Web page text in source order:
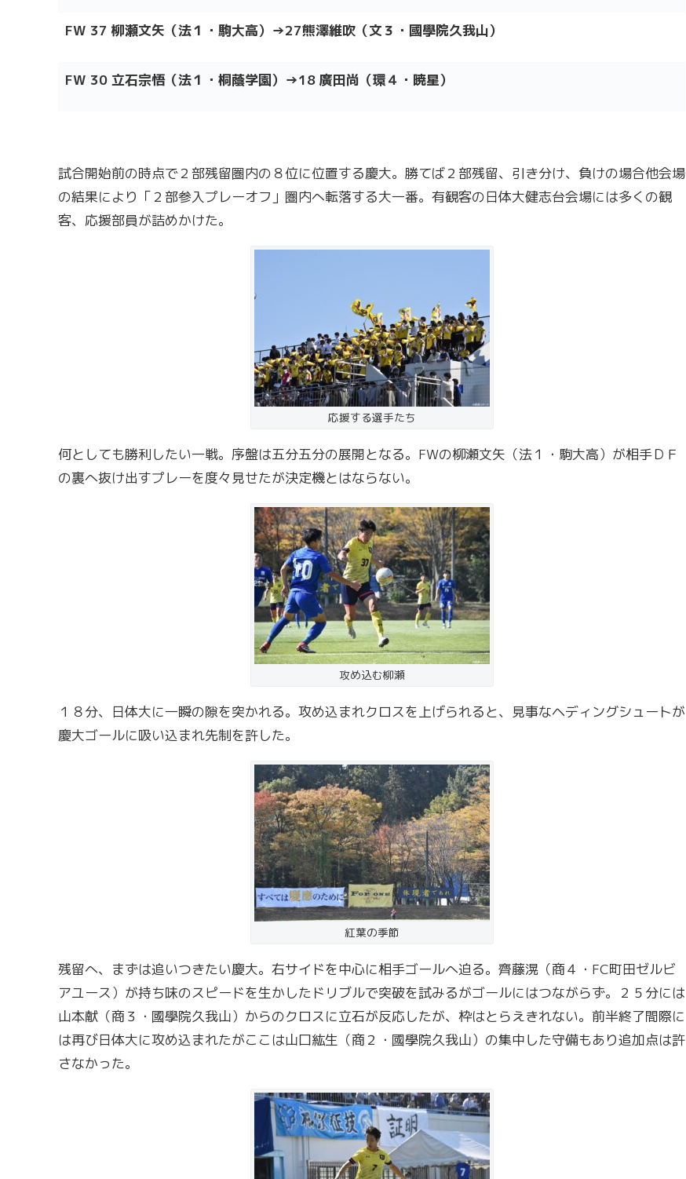
FW 37 柳瀬文矢（法１・駒大高）→27熊澤維吹（文３・國學院久我山）
FW 30 立石宗悟（法１・桐蔭学園）→18 廣田尚（環４・暁星）
試合開始前の時点で２部残留圏内の８位に位置する慶大。勝てば２部残留、引き分け、負けの場合他会場
の結果により「２部参入プレーオフ」圏内へ転落する大一番。有観客の日体大健志台会場には多くの観
客、応援部員が詰めかけた。
応援する選手たち
何としても勝利したい一戦。序盤は五分五分の展開となる。FWの柳瀬文矢（法１・駒大高）が相手ＤＦ
の裏へ抜け出すプレーを度々見せたが決定機とはならない。
攻め込む柳瀬
１８分、日体大に一瞬の隙を突かれる。攻め込まれクロスを上げられると、見事なヘディングシュートが
慶大ゴールに吸い込まれ先制を許した。
紅葉の季節
残留へ、まずは追いつきたい慶大。右サイドを中心に相手ゴールへ迫る。齊藤滉（商４・FC町田ゼルビ
アユース）が持ち味のスピードを生かしたドリブルで突破を試みるがゴールにはつながらず。２５分には
山本献（商３・國學院久我山）からのクロスに立石が反応したが、枠はとらえきれない。前半終了間際に
は再び日体大に攻め込まれたがここは山口紘生（商２・國學院久我山）の集中した守備もあり追加点は許
さなかった。